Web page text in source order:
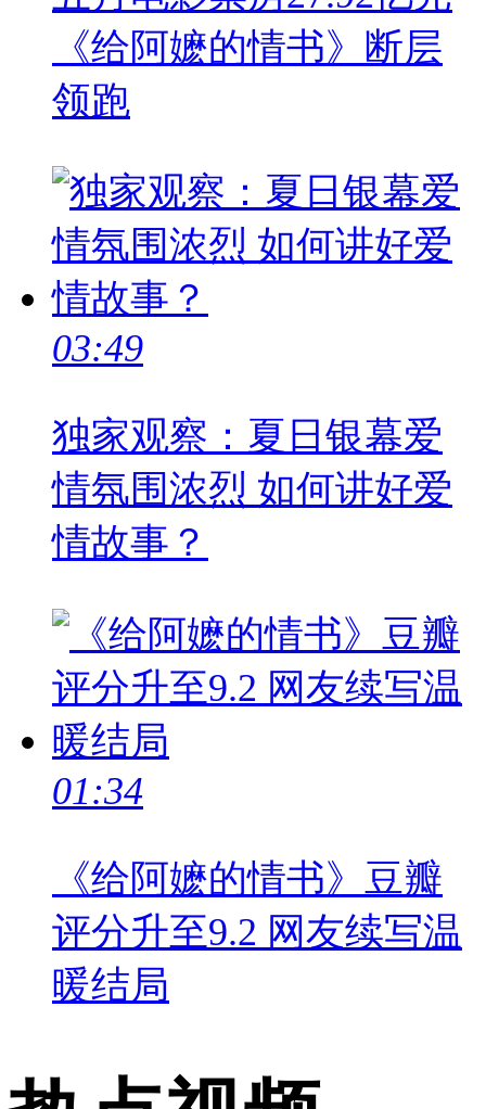
《给阿嬷的情书》断层
领跑
03:49
独家观察：夏日银幕爱
情氛围浓烈 如何讲好爱
情故事？
01:34
《给阿嬷的情书》豆瓣
评分升至9.2 网友续写温
暖结局